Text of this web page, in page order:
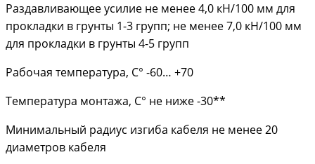
Раздавливающее усилие не менее 4,0 кН/100 мм для
прокладки в грунты 1-3 групп; не менее 7,0 кН/100 мм
для прокладки в грунты 4-5 групп
Рабочая температура, С° -60… +70
Температура монтажа, С° не ниже -30**
Минимальный радиус изгиба кабеля не менее 20
диаметров кабеля